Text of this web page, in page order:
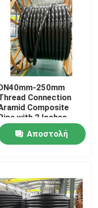
250mm
Connection
Composite
with 2 Inches
Diameter Flange
Αποστολή